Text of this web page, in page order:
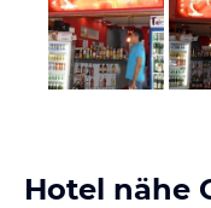
Bild melden
von Brunhilde
Hotel nähe